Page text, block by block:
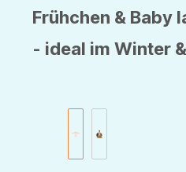
Frühchen & Baby
- ideal im Winter